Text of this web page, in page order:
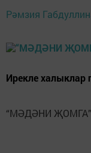
Рәмзия
Ирекле халыклар
“МӘДӘНИ